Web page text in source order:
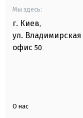
Мы здесь:
г. Киев,
ул. Владимирская
офис 50
О нас